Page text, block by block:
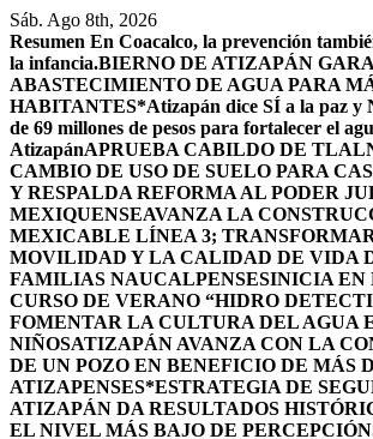
Saltar
al
contenido
Sáb. Ago 8th, 2026
Resumen En Coacalco, la prevención
la infancia.BIERNO DE ATIZAPÁN
ABASTECIMIENTO DE AGUA PARA
HABITANTES*Atizapán dice SÍ a la paz y
de 69 millones de pesos para fortalecer el
AtizapánAPRUEBA CABILDO DE
CAMBIO DE USO DE SUELO PARA
Y RESPALDA REFORMA AL PODER
MEXIQUENSEAVANZA LA
MEXICABLE LÍNEA 3;
MOVILIDAD Y LA CALIDAD DE VIDA
FAMILIAS NAUCALPENSESINICIA EN
CURSO DE VERANO “HIDRO
FOMENTAR LA CULTURA DEL AGUA
NIÑOSATIZAPÁN AVANZA CON LA
DE UN POZO EN BENEFICIO DE MÁS
ATIZAPENSES*ESTRATEGIA DE
ATIZAPÁN DA RESULTADOS
EL NIVEL MÁS BAJO DE PERCEPCIÓN